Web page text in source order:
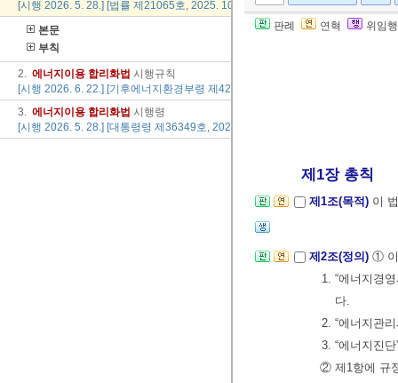
[시행 2026. 5. 28.] [법률 제21065호, 2025. 10. 1., 타법개정]
본문
부칙
2. 에너지 이용 합리 화법 시행규칙
[시행 2026. 6. 22.] [기후에너지환경부령 제42호, 2026. 6. 22., 타법개정]
3. 에너지 이용 합리 화법 시행령
[시행 2026. 5. 28.] [대통령령 제36349호, 2026. 5. 26., 일부개정]
판례 연혁 위임
제1장 총칙
제1조(목적) 이
제2조(정의) ① 이
1. “에너지경
다.
2. “에너지관
3. “에너지진
② 제1항에 규